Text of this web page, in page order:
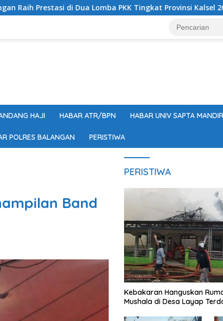
Dua Lomba PKK Tingkat Provinsi Kalsel 2026 Terima
HAJI HABAR ATR/BPN HABAR UNIV SAPTA
POLRES BALANGAN PERISTIWA
Band
PERISTIWA
Kebakaran Hanguskan
Mushala di Desa Layap